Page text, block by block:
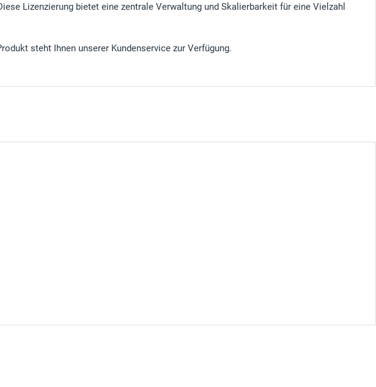
Lizenzierung bietet eine zentrale Verwaltung und Skalierbarkeit für eine Vielzahl
steht Ihnen unserer Kundenservice zur Verfügung.